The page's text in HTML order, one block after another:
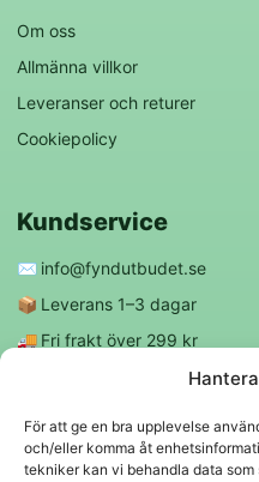
För att ge en bra upplevelse
och/eller komma åt
tekniker kan vi behandla data
Om oss
Allmänna villkor
Leveranser och returer
Cookiepolicy
Kundservice
✉️ info@fyndutbudet.se
📦 Leverans 1–3 dagar
🚚 Fri frakt över 299 kr
Följ oss